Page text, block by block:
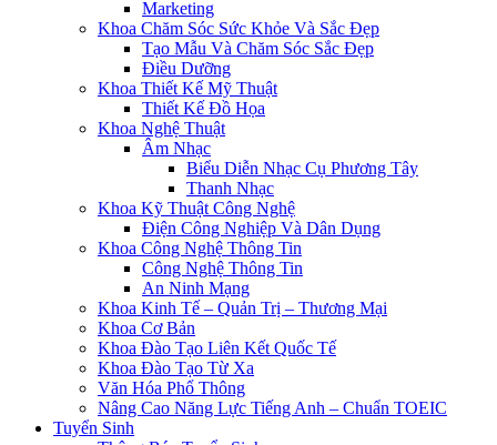
Marketing
Khoa Chăm Sóc Sức Khỏe Và Sắc Đẹp
Tạo Mẫu Và Chăm Sóc Sắc Đẹp
Điều Dưỡng
Khoa Thiết Kế Mỹ Thuật
Thiết Kế Đồ Họa
Khoa Nghệ Thuật
Âm Nhạc
Biểu Diễn Nhạc Cụ Phương Tây
Thanh Nhạc
Khoa Kỹ Thuật Công Nghệ
Điện Công Nghiệp Và Dân Dụng
Khoa Công Nghệ Thông Tin
Công Nghệ Thông Tin
An Ninh Mạng
Khoa Kinh Tế – Quản Trị – Thương Mại
Khoa Cơ Bản
Khoa Đào Tạo Liên Kết Quốc Tế
Khoa Đào Tạo Từ Xa
Văn Hóa Phổ Thông
Nâng Cao Năng Lực Tiếng Anh – Chuẩn TOEIC
Tuyển Sinh